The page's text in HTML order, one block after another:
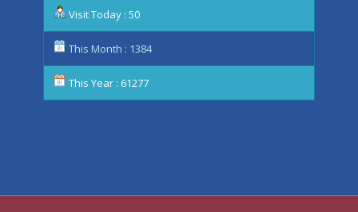
Visit Today : 50
This Month : 1384
This Year : 61277